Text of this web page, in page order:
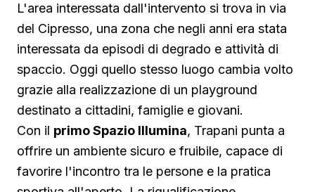
L'area interessata dall'intervento si trova in via
del Cipresso, una zona che negli anni era stata
interessata da episodi di degrado e attività di
spaccio. Oggi quello stesso luogo cambia volto
grazie alla realizzazione di un playground
destinato a cittadini, famiglie e giovani.
Con il primo Spazio Illumina, Trapani punta a
offrire un ambiente sicuro e fruibile, capace di
favorire l'incontro tra le persone e la pratica